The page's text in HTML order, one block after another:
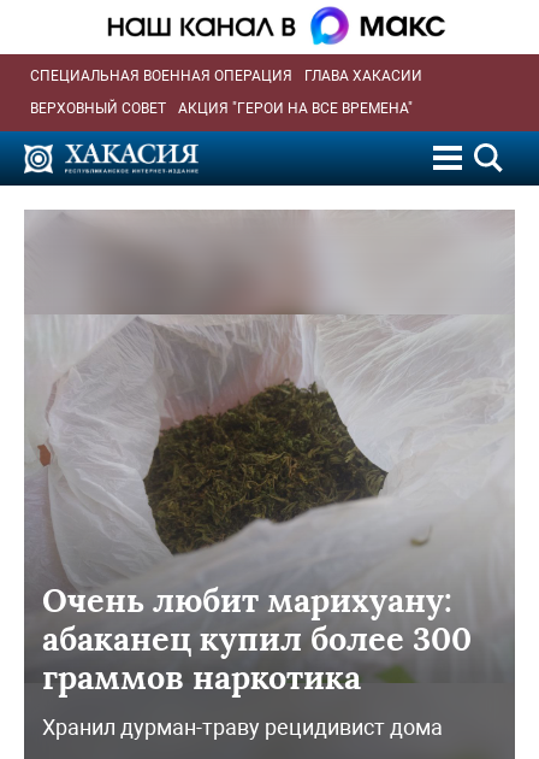
СПЕЦИАЛЬНАЯ ВОЕННАЯ ОПЕРАЦИЯ
ГЛАВА ХАКАСИИ
ВЕРХОВНЫЙ СОВЕТ
АКЦИЯ "ГЕРОИ НА ВСЕ ВРЕМЕНА"
Очень любит марихуану:
абаканец купил более 300
граммов наркотика
Хранил дурман-траву рецидивист дома